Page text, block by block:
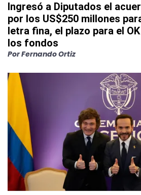
Ingresó a Diputados el
por los US$250 millones
letra fina, el plazo para el
los fondos
PorFernando Ortiz